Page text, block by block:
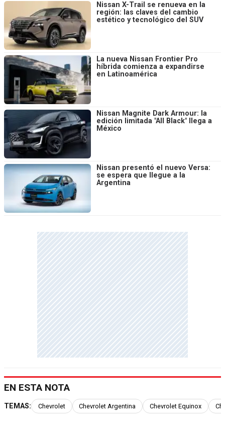
Nissan X-Trail se renueva en la
región: las claves del cambio
estético y tecnológico del SUV
La nueva Nissan Frontier Pro
híbrida comienza a expandirse
en Latinoamérica
Nissan Magnite Dark Armour: la
edición limitada "All Black" llega a
México
Nissan presentó el nuevo Versa:
se espera que llegue a la
Argentina
EN ESTA NOTA
TEMAS: Chevrolet Chevrolet Argentina Chevrolet Equinox